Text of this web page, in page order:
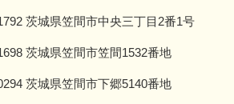
茨城県笠間市中央三丁目2番1号
茨城県笠間市笠間1532番地
茨城県笠間市下郷5140番地